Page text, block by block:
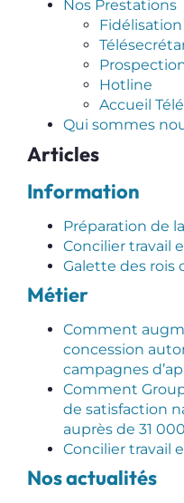
Nos Prestations
Hotline
Accueil
Qui sommes
Articles
Information
Préparation de
Concilier travail
Galette des rois
Métier
Comment
concession
campagnes
Comment
de satisfaction
auprès de 31
Concilier travail
Nos actualités